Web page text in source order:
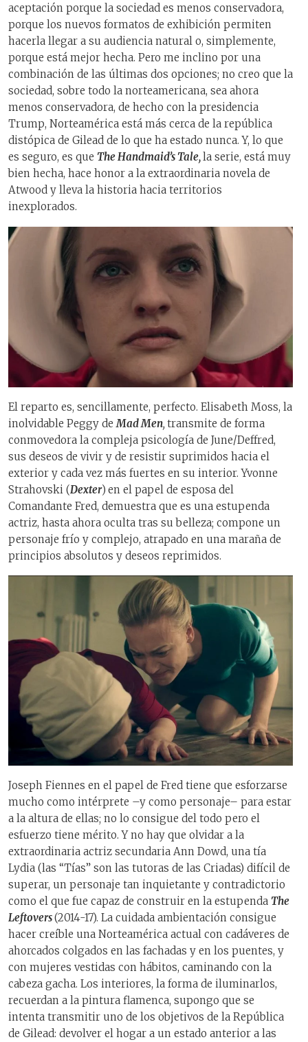
aceptación porque la sociedad es menos conservadora,
porque los nuevos formatos de exhibición permiten
hacerla llegar a su audiencia natural o, simplemente,
porque está mejor hecha. Pero me inclino por una
combinación de las últimas dos opciones; no creo que la
sociedad, sobre todo la norteamericana, sea ahora
menos conservadora, de hecho con la presidencia
Trump, Norteamérica está más cerca de la república
distópica de Gilead de lo que ha estado nunca.Y, lo que
es seguro, es que The Handmaid’s Tale,la serie, está muy
bien hecha, hace honor a la extraordinaria novela de
Atwood y lleva la historia hacia territorios
inexplorados.
El reparto es, sencillamente, perfecto. Elisabeth Moss, la
inolvidable Peggy de Mad Men, transmite de forma
conmovedora la compleja psicología de June/Deffred,
sus deseos de vivir y de resistir suprimidos hacia el
exterior y cada vez más fuertes en su interior. Yvonne
Strahovski (Dexter) en el papel de esposa del
Comandante Fred, demuestra que es una estupenda
actriz, hasta ahora oculta tras su belleza; compone un
personaje frío y complejo, atrapado en una maraña de
principios absolutos y deseos reprimidos.
Joseph Fiennes en el papel de Fred tiene que esforzarse
mucho como intérprete –y como personaje– para estar
a la altura de ellas; no lo consigue del todo pero el
esfuerzo tiene mérito. Y no hay que olvidar a la
extraordinaria actriz secundaria Ann Dowd, una tía
Lydia (las “Tías” son las tutoras de las Criadas) difícil de
superar, un personaje tan inquietante y contradictorio
como el que fue capaz de construir en la estupenda The
Leftovers(2014-17). La cuidada ambientación consigue
hacer creíble una Norteamérica actual con cadáveres de
ahorcados colgados en las fachadas y en los puentes, y
con mujeres vestidas con hábitos, caminando con la
cabeza gacha. Los interiores, la forma de iluminarlos,
recuerdan a la pintura flamenca, supongo que se
intenta transmitir uno de los objetivos de la República
de Gilead: devolver el hogar a un estado anterior a las